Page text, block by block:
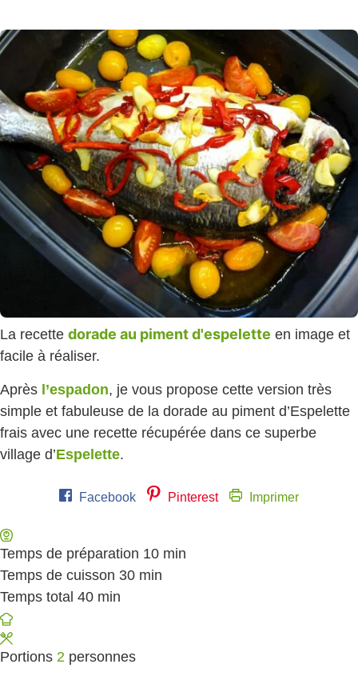
La recette dorade au piment d'espelette en image et
facile à réaliser.
Après l’espadon, je vous propose cette version très
simple et fabuleuse de la dorade au piment d’Espelette
frais avec une recette récupérée dans ce superbe
village d’Espelette.
Facebook Pinterest Imprimer
Temps de préparation 10 minutes
min
Temps de cuisson 30 minutes
min
Temps total 40 minutes
min
Portions 2 personnes